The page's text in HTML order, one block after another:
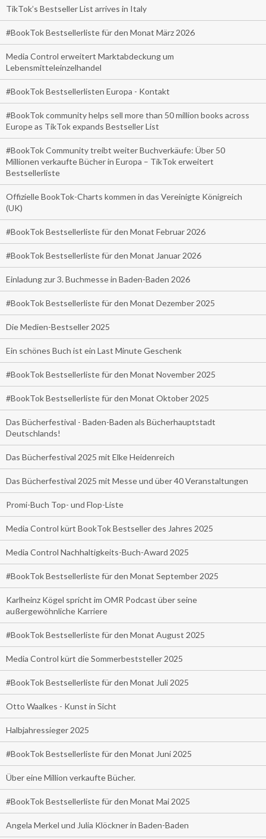
TikTok’s Bestseller List arrives in Italy
#BookTok Bestsellerliste für den Monat März 2026
Media Control erweitert Marktabdeckung um
Lebensmitteleinzelhandel
#BookTok Bestsellerlisten Europa - Kontakt
#BookTok community helps sell more than 50 million books across
Europe as TikTok expands Bestseller List
#BookTok Community treibt weiter Buchverkäufe: Über 50
Millionen verkaufte Bücher in Europa – TikTok erweitert
Bestsellerliste
Offizielle BookTok-Charts kommen in das Vereinigte Königreich
(UK)
#BookTok Bestsellerliste für den Monat Februar 2026
#BookTok Bestsellerliste für den Monat Januar 2026
Einladung zur 3. Buchmesse in Baden-Baden 2026
#BookTok Bestsellerliste für den Monat Dezember 2025
Die Medien-Bestseller 2025
Ein schönes Buch ist ein Last Minute Geschenk
#BookTok Bestsellerliste für den Monat November 2025
#BookTok Bestsellerliste für den Monat Oktober 2025
Das Bücherfestival - Baden-Baden als Bücherhauptstadt
Deutschlands!
Das Bücherfestival 2025 mit Elke Heidenreich
Das Bücherfestival 2025 mit Messe und über 40 Veranstaltungen
Promi-Buch Top- und Flop-Liste
Media Control kürt BookTok Bestseller des Jahres 2025
Media Control Nachhaltigkeits-Buch-Award 2025
#BookTok Bestsellerliste für den Monat September 2025
Karlheinz Kögel spricht im OMR Podcast über seine
außergewöhnliche Karriere
#BookTok Bestsellerliste für den Monat August 2025
Media Control kürt die Sommerbeststeller 2025
#BookTok Bestsellerliste für den Monat Juli 2025
Otto Waalkes - Kunst in Sicht
Halbjahressieger 2025
#BookTok Bestsellerliste für den Monat Juni 2025
Über eine Million verkaufte Bücher.
#BookTok Bestsellerliste für den Monat Mai 2025
Angela Merkel und Julia Klöckner in Baden-Baden